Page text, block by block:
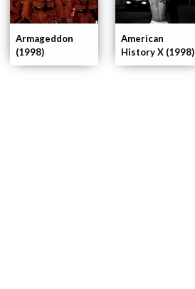
American
History X (1998)
Armageddon
(1998)